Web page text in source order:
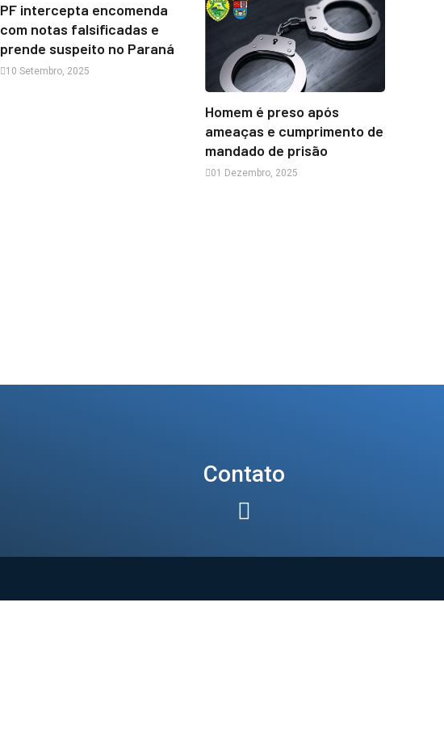
PF intercepta encomenda
com notas falsificadas e
prende suspeito no Paraná
10 Setembro, 2025
Homem é preso após
ameaças e cumprimento de
mandado de prisão
01 Dezembro, 2025
Contato